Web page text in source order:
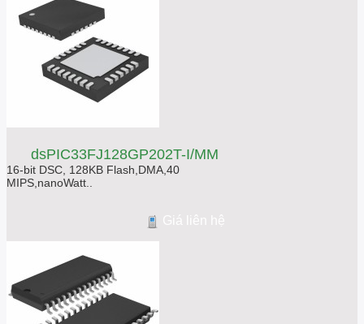
dsPIC33FJ128GP202T-I/MM
16-bit DSC, 128KB Flash,DMA,40
MIPS,nanoWatt..
Giá liên hệ